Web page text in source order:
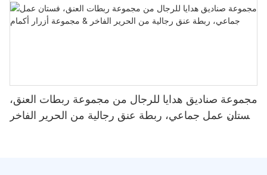
مجموعة صناديق هدايا للرجال من مجموعة ربطات العنق،
فستان عمل جماعي، ربطة عنق رجالية من الحرير الفاخر